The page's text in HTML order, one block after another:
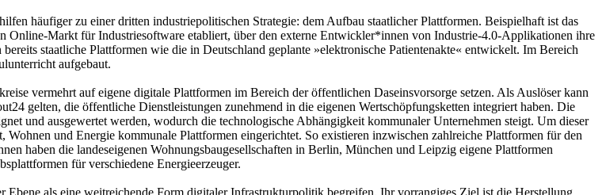
häufiger zu einer dritten industriepolitischen Strategie: dem Aufbau staatlicher Plattformen. Beispielhaft ist das
Online-Markt für Industriesoftware etabliert, über den externe Entwickler*innen von Industrie-4.0-Applikationen ihre
staatliche Plattformen wie die in Deutschland geplante »elektronische Patientenakte« entwickelt. Im Bereich
aufgebaut.
vermehrt auf eigene digitale Plattformen im Bereich der öffentlichen Daseinsvorsorge setzen. Als Auslöser kann
gelten, die öffentliche Dienstleistungen zunehmend in die eigenen Wertschöpfungsketten integriert haben. Die
und ausgewertet werden, wodurch die technologische Abhängigkeit kommunaler Unternehmen steigt. Um dieser
und Energie kommunale Plattformen eingerichtet. So existieren inzwischen zahlreiche Plattformen für den
haben die landeseigenen Wohnungsbaugesellschaften in Berlin, München und Leipzig eigene Plattformen
für verschiedene Energieerzeuger.
Ebene als eine weitreichende Form digitaler Infrastrukturpolitik begreifen. Ihr vorrangiges Ziel ist die Herstellung